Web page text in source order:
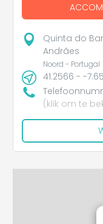
Quinta do
Andrães
Noord - Portugal
41.2566 - -
(klik om te